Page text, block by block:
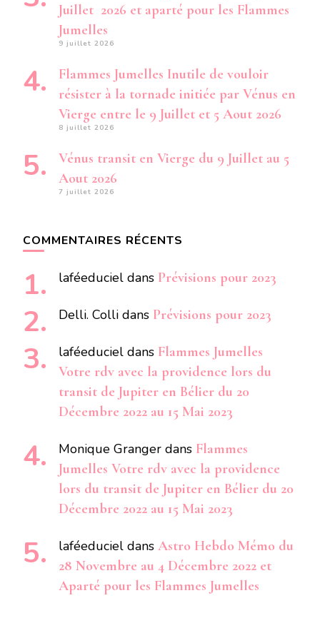
Juillet 2026 et aparté pour les Flammes
Jumelles
9 juillet 2026
Flammes Jumelles Inutile de vouloir
résister à la tornade initiée par Vénus en
Vierge entre le 9 Juillet et 5 Aout 2026
8 juillet 2026
Vénus transit en Vierge du 9 Juillet au 5
Aout 2026
7 juillet 2026
COMMENTAIRES RÉCENTS
laféeduciel dans Prévisions pour 2023
Delli. Colli dans Prévisions pour 2023
laféeduciel dans Flammes Jumelles
Votre rdv avec la providence lors du
transit de Jupiter en Bélier du 20
Décembre 2022 au 15 Mai 2023
Monique Granger dans Flammes
Jumelles Votre rdv avec la providence
lors du transit de Jupiter en Bélier du 20
Décembre 2022 au 15 Mai 2023
laféeduciel dans Astro Hebdo Mémo du
28 Novembre au 4 Décembre 2022 et
Aparté pour les Flammes Jumelles